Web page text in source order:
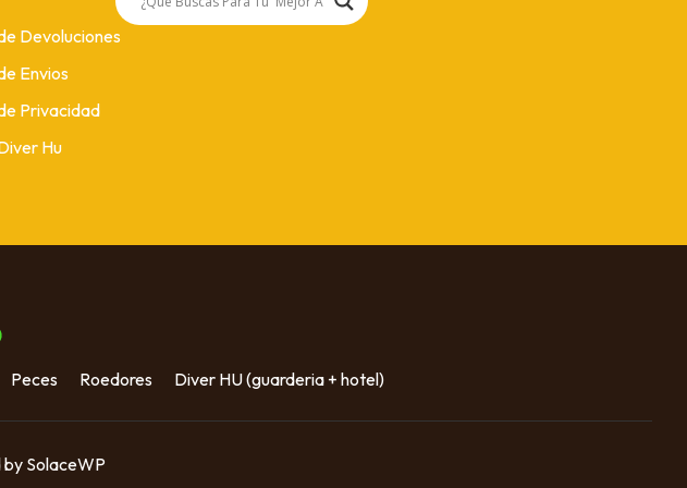
Devoluciones
Envios
Privacidad
Hu
Peces Roedores Diver HU (guarderia + hotel)
SolaceWP